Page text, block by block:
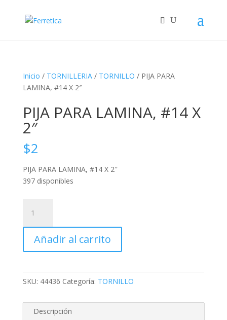
Inicio / TORNILLERIA/ TORNILLO / PIJA PARA
LAMINA, #14 X 2″
PIJA PARA LAMINA, #14 X
2″
$2
PIJA PARA LAMINA, #14 X 2″
397 disponibles
PARA
LAMINA,
#14
X
cantidad
Añadir al carrito
SKU: 44436 Categoría: TORNILLO
Descripción